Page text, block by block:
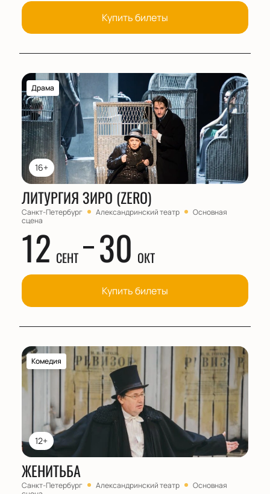
Купить билеты
16+
Драма
ЛИТУРГИЯ ЗИРО (ZERO)
Санкт-Петербург Александринский театр
Основная
сцена
12 СЕНТ 30 ОКТ
Купить билеты
12+
Комедия
ЖЕНИТЬБА
Санкт-Петербург Александринский театр
Основная